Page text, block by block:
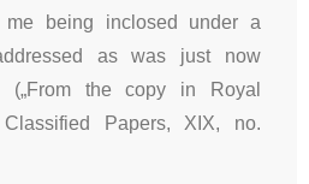
me being inclosed under a
as was just now
(„From the copy in Royal
Papers, XIX, no.